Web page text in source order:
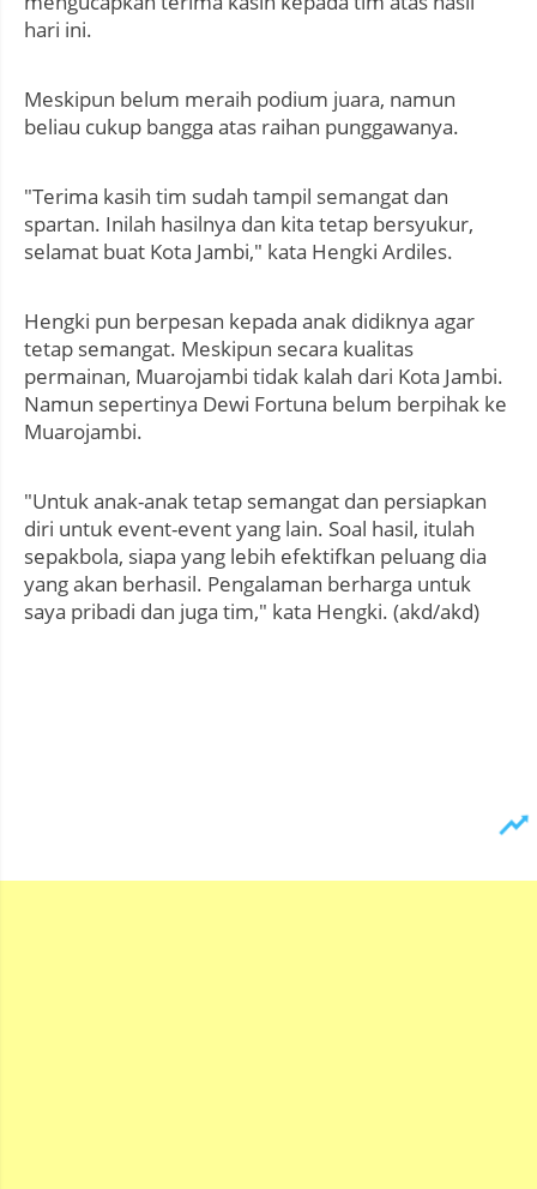
hari ini.
Meskipun belum meraih podium juara, namun
beliau cukup bangga atas raihan punggawanya.
"Terima kasih tim sudah tampil semangat dan
spartan. Inilah hasilnya dan kita tetap bersyukur,
selamat buat Kota Jambi," kata Hengki Ardiles.
Hengki pun berpesan kepada anak didiknya agar
tetap semangat. Meskipun secara kualitas
permainan, Muarojambi tidak kalah dari Kota Jambi.
Namun sepertinya Dewi Fortuna belum berpihak ke
Muarojambi.
"Untuk anak-anak tetap semangat dan persiapkan
diri untuk event-event yang lain. Soal hasil, itulah
sepakbola, siapa yang lebih efektifkan peluang dia
yang akan berhasil. Pengalaman berharga untuk
saya pribadi dan juga tim," kata Hengki. (akd/akd)